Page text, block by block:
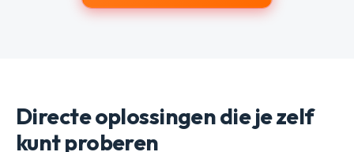
Directe oplossingen die je zelf
kunt proberen